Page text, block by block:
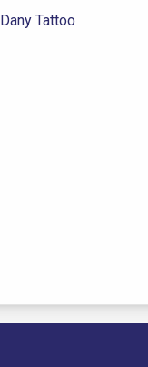
Dany Tattoo